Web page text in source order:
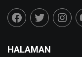
HALAMAN